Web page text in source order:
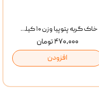
خاک گربه پتوپیا وزن ۱۰ کیلوگرم
۴۷۰,۰۰۰ تومان
افزودن